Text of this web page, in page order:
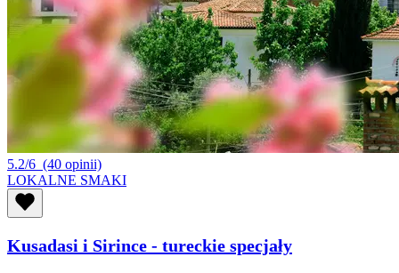
5.2/6 (40 opinii)
LOKALNE SMAKI
Kusadasi i Sirince - tureckie specjały